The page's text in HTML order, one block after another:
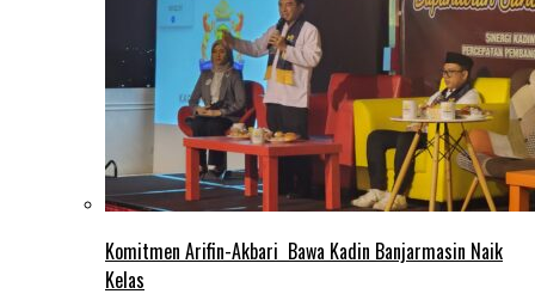
Komitmen Arifin-Akbari Bawa Kadin Banjarmasin Naik
Kelas